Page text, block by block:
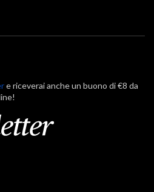
e riceverai anche un buono di €8 da